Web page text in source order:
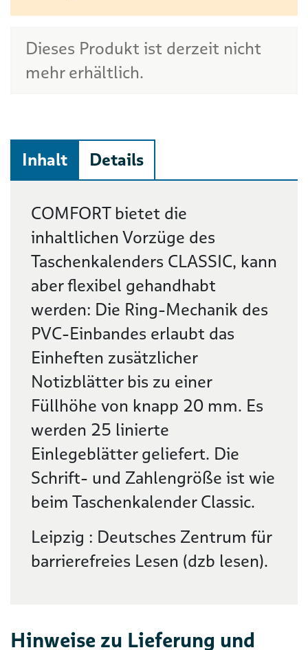
Dieses Produkt ist derzeit nicht
mehr erhältlich.
Inhalt Details
Beschreibung
COMFORT bietet die
inhaltlichen Vorzüge des
Taschenkalenders CLASSIC, kann
aber flexibel gehandhabt
werden: Die Ring-Mechanik des
PVC-Einbandes erlaubt das
Einheften zusätzlicher
Notizblätter bis zu einer
Füllhöhe von knapp 20 mm. Es
werden 25 linierte
Einlegeblätter geliefert. Die
Schrift- und Zahlengröße ist wie
beim Taschenkalender Classic.
Leipzig : Deutsches Zentrum für
barrierefreies Lesen (dzb lesen).
Hinweise zu Lieferung und